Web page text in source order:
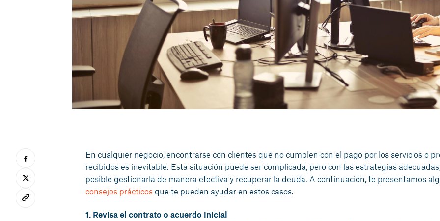
En cualquier negocio, encontrarse con clientes que no cumplen con el pago por los servicios o
recibidos es inevitable. Esta situación puede ser complicada, pero con las estrategias
posible gestionarla de manera efectiva y recuperar la deuda. A continuación, te presentamos
consejos prácticosque te pueden ayudar en estos casos.
1. Revisa el contrato o acuerdo inicial